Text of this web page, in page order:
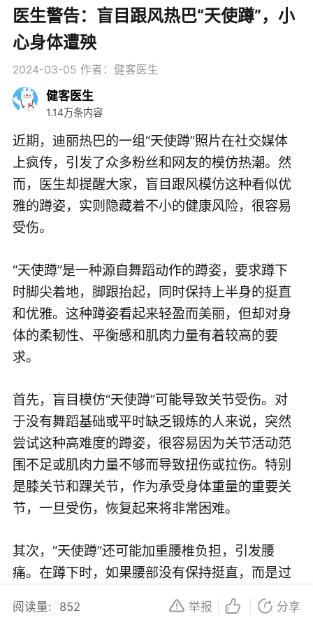
医生警告：盲目跟风热巴“天使蹲”，小
心身体遭殃
2024-03-05 作者：健客医生
健客医生
1.14万条内容
近期，迪丽热巴的一组“天使蹲”照片在社交媒体
上疯传，引发了众多粉丝和网友的模仿热潮。然
而，医生却提醒大家，盲目跟风模仿这种看似优
雅的蹲姿，实则隐藏着不小的健康风险，很容易
受伤。
“天使蹲”是一种源自舞蹈动作的蹲姿，要求蹲下
时脚尖着地，脚跟抬起，同时保持上半身的挺直
和优雅。这种蹲姿看起来轻盈而美丽，但却对身
体的柔韧性、平衡感和肌肉力量有着较高的要
求。
首先，盲目模仿“天使蹲”可能导致关节受伤。对
于没有舞蹈基础或平时缺乏锻炼的人来说，突然
尝试这种高难度的蹲姿，很容易因为关节活动范
围不足或肌肉力量不够而导致扭伤或拉伤。特别
是膝关节和踝关节，作为承受身体重量的重要关
节，一旦受伤，恢复起来将非常困难。
其次，“天使蹲”还可能加重腰椎负担，引发腰
痛。在蹲下时，如果腰部没有保持挺直，而是过
度弯曲，就会使得腰椎受到不正常的压力，长期
如此很容易导致腰椎劳损和腰痛。此外，蹲下时
阅读量: 852 举报 分享